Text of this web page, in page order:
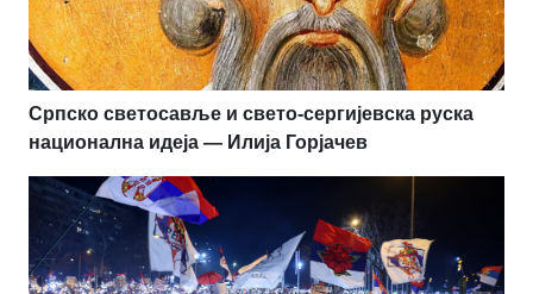
Српско светосавље и свето-сергијевска руска
национална идеја — Илија Горјачев